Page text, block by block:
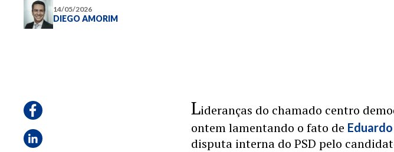
14/05/2026
DIEGO AMORIM
Lideranças do chamado centro
ontem lamentando o fato de
disputa interna do PSD pelo